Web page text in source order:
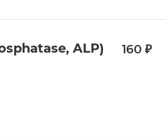
ALP) 160 ₽